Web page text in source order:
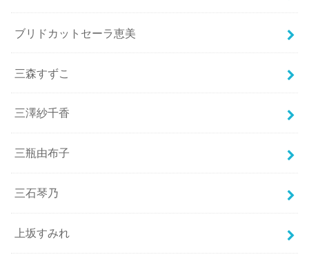
ブリドカットセーラ恵美
三森すずこ
三澤紗千香
三瓶由布子
三石琴乃
上坂すみれ